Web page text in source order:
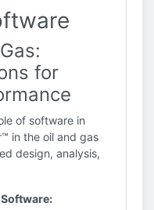
for
of software in
in the oil and gas
design, analysis,